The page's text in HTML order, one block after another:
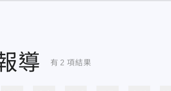
導 有 2 項結果